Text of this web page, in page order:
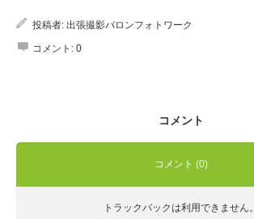
投稿者: 出張撮影バロンフォトワーク
コメント: 0
コメント
コメント (0)
トラックバックは利用できません。